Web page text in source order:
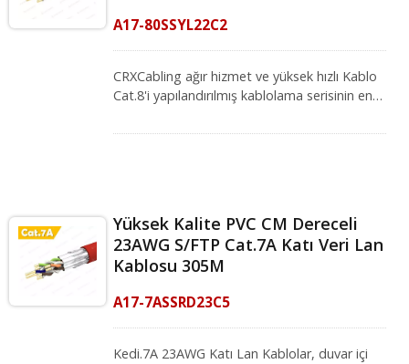
A17-80SSYL22C2
CRXCabling ağır hizmet ve yüksek hızlı Kablo
Cat.8'i yapılandırılmış kablolama serisinin en
performanslı ağınız için güvenilir bir gelecek
MHz'e kadar frekanslarda yüksek hızlı
uygulamaların kararlı çalışmasını garanti eder
ve yüksek çözünürlüklü video ve ses iletimi
22AWG katı bakır kablo, ANSI/TIA568.2-D
Kategori 8 ve ISO/IEC TR11801 Sınıf I
standartlarına uygundur, gelecekteki
Yüksek Kalite PVC CM Dereceli
23AWG S/FTP Cat.7A Katı Veri Lan
Kablosu 305M
A17-7ASSRD23C5
Kedi.7A 23AWG Katı Lan Kablolar, duvar içi